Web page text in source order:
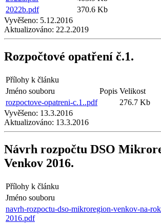
2022b.pdf
370.6 Kb
Vyvěšeno: 5.12.2016
Aktualizováno: 22.2.2019
Rozpočtové opatření č.1.
Přílohy k článku
Jméno souboru
Popis Velikost
rozpoctove-opatreni-c.1..pdf
276.7 Kb
Vyvěšeno: 13.3.2016
Aktualizováno: 13.3.2016
Návrh rozpočtu DSO
Venkov 2016.
Přílohy k článku
Jméno souboru
navrh-rozpoctu-dso-mikroregion-venkov-na-
2016.pdf